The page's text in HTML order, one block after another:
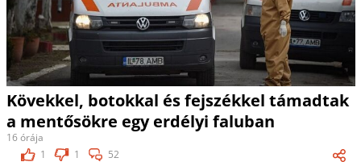
Kövekkel, botokkal és fejszékkel támadtak
a mentősökre egy erdélyi faluban
16 órája
1
1 52